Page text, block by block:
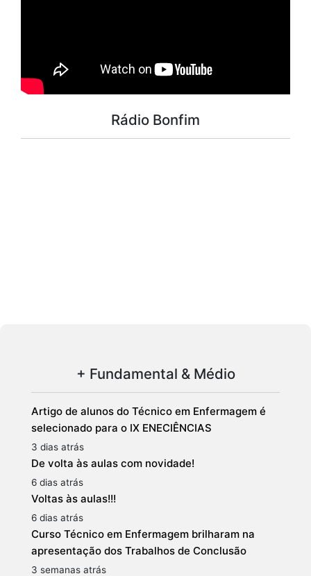
Rádio Bonfim
+ Fundamental & Médio
Artigo de alunos do Técnico em Enfermagem é
selecionado para o IX ENECIÊNCIAS
3 dias atrás
De volta às aulas com novidade!
6 dias atrás
Voltas às aulas!!!
6 dias atrás
Curso Técnico em Enfermagem brilharam na
apresentação dos Trabalhos de Conclusão
3 semanas atrás